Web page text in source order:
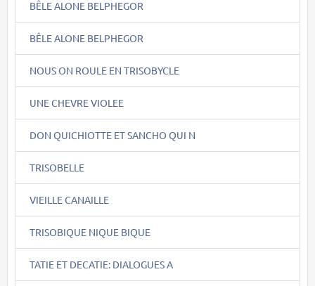
BÊLE ALONE BELPHEGOR
BÊLE ALONE BELPHEGOR
NOUS ON ROULE EN TRISOBYCLE
UNE CHEVRE VIOLEE
DON QUICHIOTTE ET SANCHO QUI N
TRISOBELLE
VIEILLE CANAILLE
TRISOBIQUE NIQUE BIQUE
TATIE ET DECATIE: DIALOGUES A